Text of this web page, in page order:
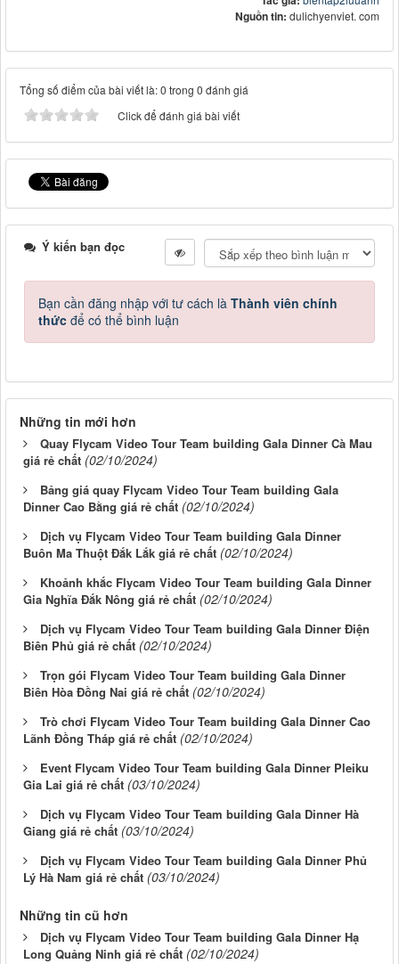
Nguồn tin: dulichyenviet. com
Tổng số điểm của bài viết là: 0 trong 0 đánh giá
Click để đánh giá bài viết
Ý kiến bạn đọc
Bạn cần đăng nhập với tư cách là Thành viên chính
thức để có thể bình luận
Những tin mới hơn
Quay Flycam Video Tour Team building Gala Dinner Cà Mau
giá rẻ chất (02/10/2024)
Bảng giá quay Flycam Video Tour Team building Gala
Dinner Cao Bằng giá rẻ chất (02/10/2024)
Dịch vụ Flycam Video Tour Team building Gala Dinner
Buôn Ma Thuột Đắk Lắk giá rẻ chất (02/10/2024)
Khoảnh khắc Flycam Video Tour Team building Gala Dinner
Gia Nghĩa Đắk Nông giá rẻ chất (02/10/2024)
Dịch vụ Flycam Video Tour Team building Gala Dinner Điện
Biên Phủ giá rẻ chất (02/10/2024)
Trọn gói Flycam Video Tour Team building Gala Dinner
Biên Hòa Đồng Nai giá rẻ chất (02/10/2024)
Trò chơi Flycam Video Tour Team building Gala Dinner Cao
Lãnh Đồng Tháp giá rẻ chất (02/10/2024)
Event Flycam Video Tour Team building Gala Dinner Pleiku
Gia Lai giá rẻ chất (03/10/2024)
Dịch vụ Flycam Video Tour Team building Gala Dinner Hà
Giang giá rẻ chất (03/10/2024)
Dịch vụ Flycam Video Tour Team building Gala Dinner Phủ
Lý Hà Nam giá rẻ chất (03/10/2024)
Những tin cũ hơn
Dịch vụ Flycam Video Tour Team building Gala Dinner Hạ
Long Quảng Ninh giá rẻ chất (02/10/2024)